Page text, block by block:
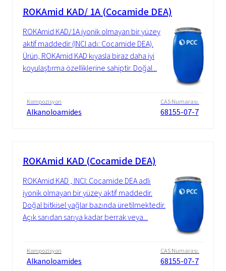
ROKAmid KAD/ 1A (Cocamide DEA)
ROKAmid KAD/1A iyonik olmayan bir yüzey
aktif maddedir (INCI adı: Cocamide DEA).
Ürün, ROKAmid KAD kıyasla biraz daha iyi
koyulaştırma özelliklerine sahiptir. Doğal...
Kompozisyon
Alkanoloamides
CAS Numarası.
68155-07-7
ROKAmid KAD (Cocamide DEA)
ROKAmid KAD , INCI: Cocamide DEA adlı
iyonik olmayan bir yüzey aktif maddedir.
Doğal bitkisel yağlar bazında üretilmektedir.
Açık sarıdan sarıya kadar berrak veya...
Kompozisyon
Alkanoloamides
CAS Numarası.
68155-07-7